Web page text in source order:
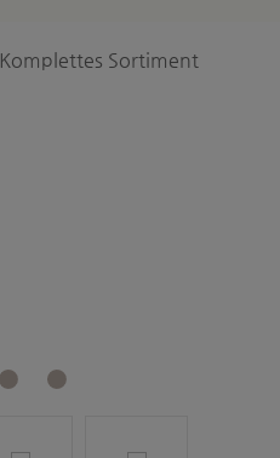
Komplettes Sortiment